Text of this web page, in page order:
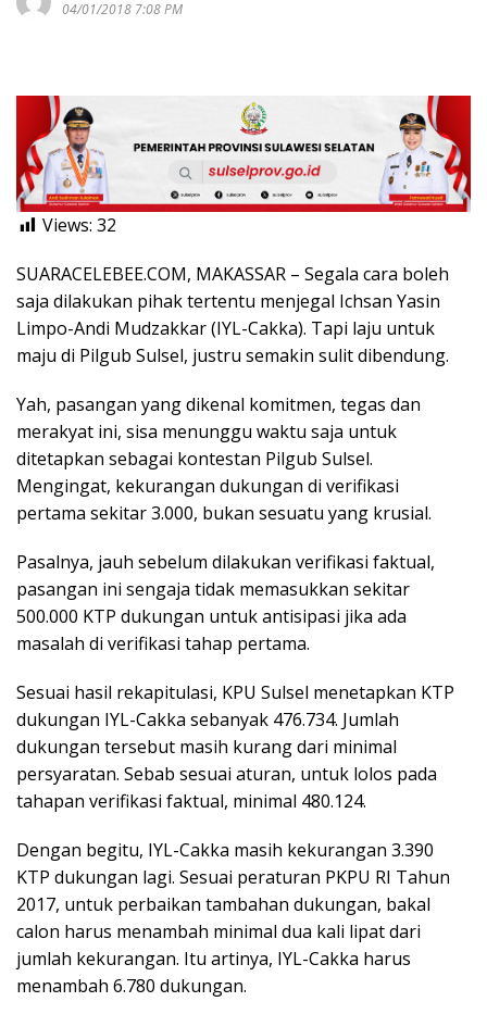
04/01/2018 7:08 PM
Views: 32
SUARACELEBEE.COM, MAKASSAR – Segala cara boleh
saja dilakukan pihak tertentu menjegal Ichsan Yasin
Limpo-Andi Mudzakkar (IYL-Cakka). Tapi laju untuk
maju di Pilgub Sulsel, justru semakin sulit dibendung.
Yah, pasangan yang dikenal komitmen, tegas dan
merakyat ini, sisa menunggu waktu saja untuk
ditetapkan sebagai kontestan Pilgub Sulsel.
Mengingat, kekurangan dukungan di verifikasi
pertama sekitar 3.000, bukan sesuatu yang krusial.
Pasalnya, jauh sebelum dilakukan verifikasi faktual,
pasangan ini sengaja tidak memasukkan sekitar
500.000 KTP dukungan untuk antisipasi jika ada
masalah di verifikasi tahap pertama.
Sesuai hasil rekapitulasi, KPU Sulsel menetapkan KTP
dukungan IYL-Cakka sebanyak 476.734. Jumlah
dukungan tersebut masih kurang dari minimal
persyaratan. Sebab sesuai aturan, untuk lolos pada
tahapan verifikasi faktual, minimal 480.124.
Dengan begitu, IYL-Cakka masih kekurangan 3.390
KTP dukungan lagi. Sesuai peraturan PKPU RI Tahun
2017, untuk perbaikan tambahan dukungan, bakal
calon harus menambah minimal dua kali lipat dari
jumlah kekurangan. Itu artinya, IYL-Cakka harus
menambah 6.780 dukungan.